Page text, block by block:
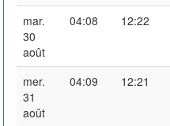
mar.
30
août
04:08 12:22
mer.
31
août
04:09 12:21